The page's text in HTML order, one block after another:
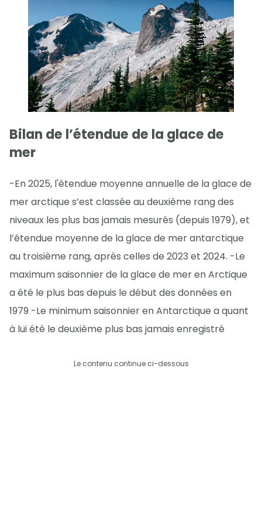
Bilan de l’étendue de la glace de
mer
-En 2025, l'étendue moyenne annuelle de la glace de
mer arctique s’est classée au deuxième rang des
niveaux les plus bas jamais mesurés (depuis 1979), et
l’étendue moyenne de la glace de mer antarctique
au troisième rang, après celles de 2023 et 2024. -Le
maximum saisonnier de la glace de mer en Arctique
a été le plus bas depuis le début des données en
1979 -Le minimum saisonnier en Antarctique a quant
à lui été le deuxième plus bas jamais enregistré
Le contenu continue ci-dessous